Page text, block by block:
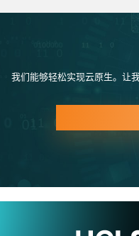
我们能够轻松实现云原生。让